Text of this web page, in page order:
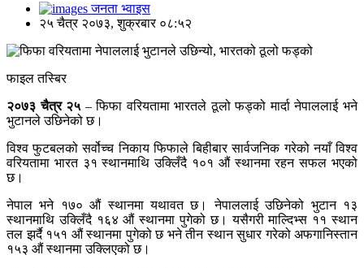
जनता भ्वाइस
२५ चैत्र २०७३, शुक्रबार ०८:५२
फाइल तस्बिर
२०७३ चैत्र २५ – फिफा वरियतामा भारतले ठूलो फड्को मार्दा नेपाललाई भने
भुटानले उछिनेको छ।
विश्व फुटबलको सर्वोच्च निकाय फिफाले बिहीबार सार्वजनिक गरेको नयाँ विश्व
वरियतामा भारत ३१ स्थानमाथि उक्लिँदै १०१ औं स्थानमा रहन सफल भएको
छ।
नेपाल भने १७० औं स्थानमा यथावत छ। नेपाललाई उछिनेको भुटान १३
स्थानमाथि उक्लिँदै १६४ औं स्थानमा पुगेको छ। यसैगरी माल्दिभ्स ११ स्थान
तल झर्दै १५१ औं स्थानमा पुगेको छ भने तीन स्थान सुधार गरेको अफगानिस्तान
१५३ औं स्थानमा उक्लिएको छ।